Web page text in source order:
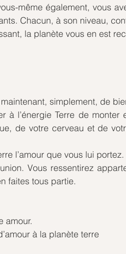
même également, vous
Chacun, à son niveau,
la planète vous en est
simplement, de
à l’énergie Terre de
de votre cerveau et de
l’amour que vous lui portez.
Vous ressentirez
faites tous partie.
amour.
à la planète terre